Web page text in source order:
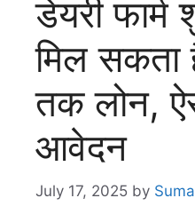
डेयरी
मिल
तक लोन,
आवेदन
July 17, 2025 by